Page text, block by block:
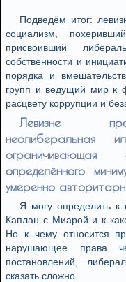
Подведём итог:
социализм,
присвоивший
собственности и
порядка и
групп и ведущий мир к
расцвету коррупции и
Левизне
неолиберальная
определённого
умеренно
Я могу определить к
Каплан с Миарой и к
Но к чему относится
нарушающее права
постановлений,
сказать сложно.